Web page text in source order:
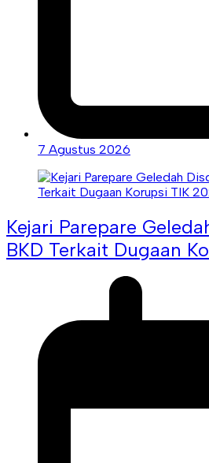
7 Agustus 2026
Kejari Parepare
BKD Terkait Dugaan